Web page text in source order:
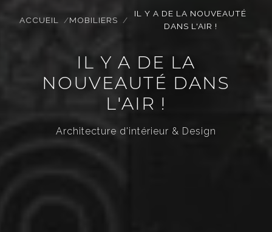
ACCUEIL MOBILIERS
IL Y A DE LA NOUVEAUTÉ
DANS L'AIR !
IL Y A DE LA
NOUVEAUTÉ DANS
L'AIR !
Architecture d'intérieur & Design